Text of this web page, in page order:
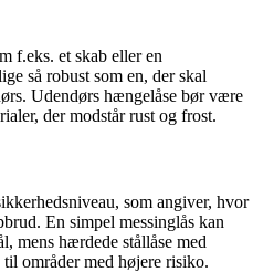
f.eks. et skab eller en
så robust som en, der skal
Udendørs hængelåse bør være
der modstår rust og frost.
som angiver, hvor
En simpel messinglås kan
hærdede stållåse med
områder med højere risiko.